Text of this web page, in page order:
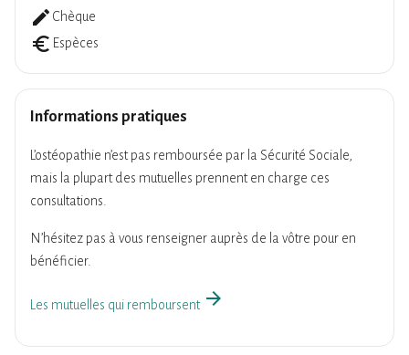
create Chèque
euro_symbol Espèces
Informations pratiques
L’ostéopathie n’est pas remboursée par la Sécurité Sociale,
mais la plupart des mutuelles prennent en charge ces
consultations.
N’hésitez pas à vous renseigner auprès de la vôtre pour en
bénéficier.
Les mutuelles qui remboursent arrow_forward